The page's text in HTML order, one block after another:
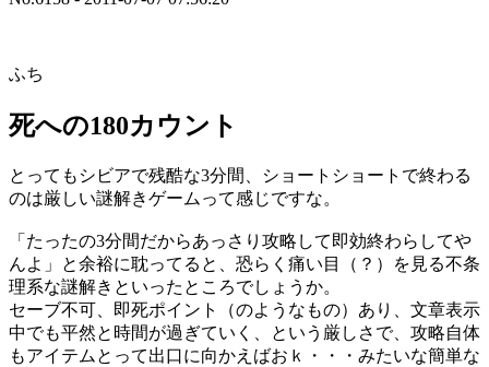
ふち
死への180カウント
とってもシビアで残酷な3分間、ショートショートで終わる
のは厳しい謎解きゲームって感じですな。
「たったの3分間だからあっさり攻略して即効終わらしてや
んよ」と余裕に耽ってると、恐らく痛い目（？）を見る不条
理系な謎解きといったところでしょうか。
セーブ不可、即死ポイント（のようなもの）あり、文章表示
中でも平然と時間が過ぎていく、という厳しさで、攻略自体
もアイテムとって出口に向かえばおｋ・・・みたいな簡単な